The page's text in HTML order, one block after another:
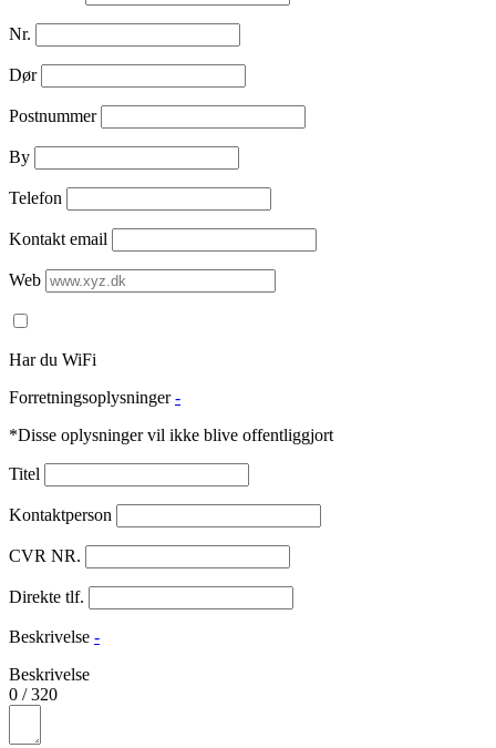
Nr.
Dør
Postnummer
By
Telefon
Kontakt email
Web
Har du WiFi
Forretningsoplysninger -
*Disse oplysninger vil ikke blive offentliggjort
Titel
Kontaktperson
CVR NR.
Direkte tlf.
Beskrivelse -
Beskrivelse
0 /320